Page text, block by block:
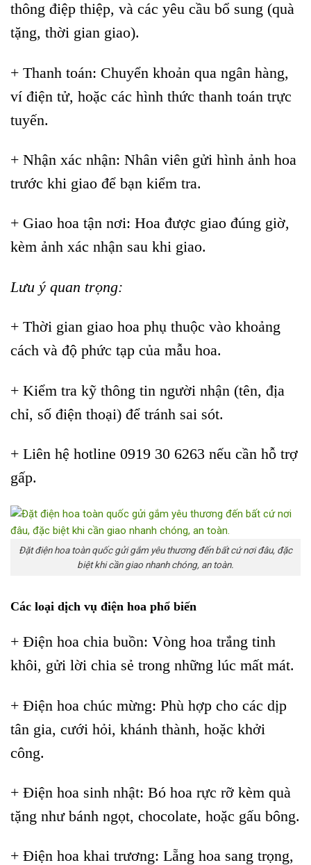
thông điệp thiệp, và các yêu cầu bổ sung (quà
tặng, thời gian giao).
+ Thanh toán: Chuyển khoản qua ngân hàng,
ví điện tử, hoặc các hình thức thanh toán trực
tuyến.
+ Nhận xác nhận: Nhân viên gửi hình ảnh hoa
trước khi giao để bạn kiểm tra.
+ Giao hoa tận nơi: Hoa được giao đúng giờ,
kèm ảnh xác nhận sau khi giao.
Lưu ý quan trọng:
+ Thời gian giao hoa phụ thuộc vào khoảng
cách và độ phức tạp của mẫu hoa.
+ Kiểm tra kỹ thông tin người nhận (tên, địa
chỉ, số điện thoại) để tránh sai sót.
+ Liên hệ hotline 0919 30 6263 nếu cần hỗ trợ
gấp.
Đặt điện hoa toàn quốc gửi gắm yêu thương đến bất cứ nơi đâu, đặc
biệt khi cần giao nhanh chóng, an toàn.
Các loại dịch vụ điện hoa phổ biến
+ Điện hoa chia buồn: Vòng hoa trắng tinh
khôi, gửi lời chia sẻ trong những lúc mất mát.
+ Điện hoa chúc mừng: Phù hợp cho các dịp
tân gia, cưới hỏi, khánh thành, hoặc khởi
công.
+ Điện hoa sinh nhật: Bó hoa rực rỡ kèm quà
tặng như bánh ngọt, chocolate, hoặc gấu bông.
+ Điện hoa khai trương: Lẵng hoa sang trọng,